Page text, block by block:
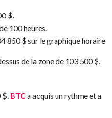
$.
100 heures.
850 $ sur le graphique horaire
de la zone de 103 500 $.
$. BTCa acquis un rythme et a